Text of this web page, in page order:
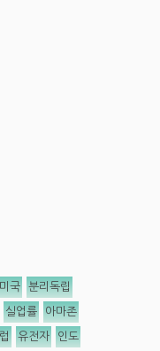
미국 분리독립
실업률 아마존
유전자 인도